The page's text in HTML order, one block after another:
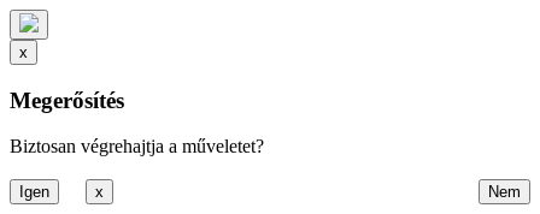
x
Megerősítés
Biztosan végrehajtja a műveletet?
x